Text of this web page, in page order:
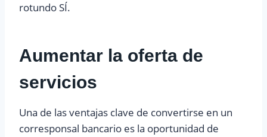
rotundo SÍ.
Aumentar la oferta de
servicios
Una de las ventajas clave de convertirse en un
corresponsal bancario es la oportunidad de